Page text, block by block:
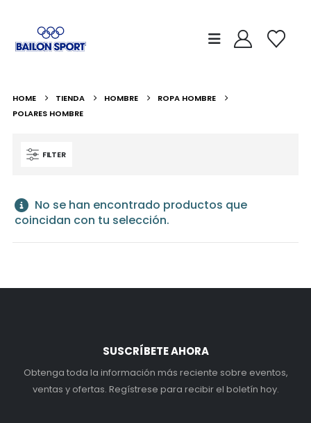
HOME TIENDA HOMBRE
ROPA HOMBRE
POLARES HOMBRE
FILTER
No se han encontrado productos que
coincidan con tu selección.
SUSCRÍBETE AHORA
Obtenga toda la información más reciente sobre eventos,
ventas y ofertas. Regístrese para recibir el boletín hoy.